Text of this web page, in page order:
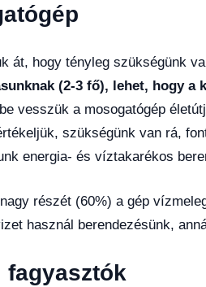
át, hogy tényleg szükségünk
(2-3 fő), lehet, hogy a
vesszük a mosogatógép
szükségünk van rá,
energia- és víztakarékos
részét (60%) a gép
használ berendezésünk,
fagyasztók